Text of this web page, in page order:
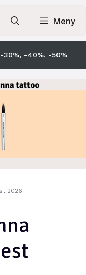
Meny
-30%, -40%, -50%
2026